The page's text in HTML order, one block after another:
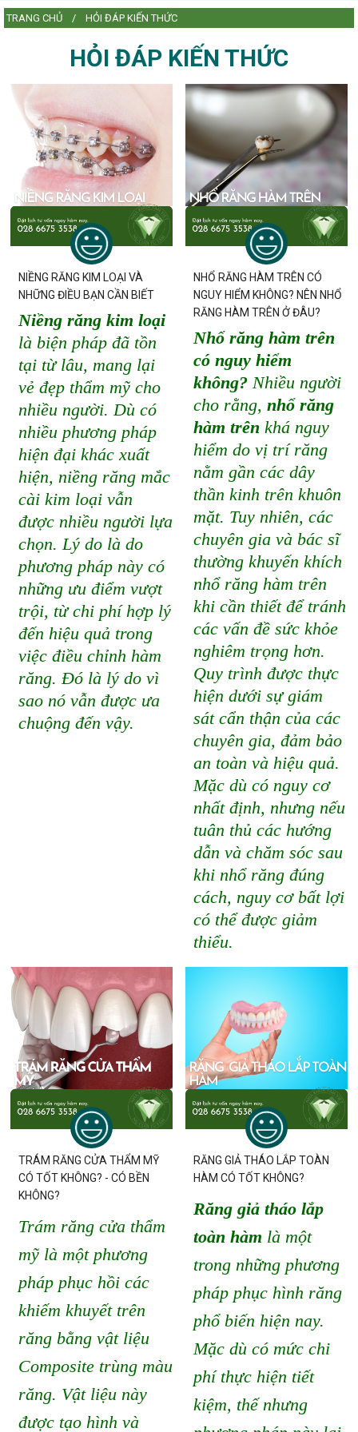
TRANG CHỦ HỎI ĐÁP KIẾN THỨC
HỎI ĐÁP KIẾN THỨC
NIỀNG RĂNG KIM LOẠI VÀ
NHỮNG ĐIỀU BẠN CẦN BIẾT
Niềng răng kim loại
là biện pháp đã tồn
tại từ lâu, mang lại
vẻ đẹp thẩm mỹ cho
nhiều người. Dù có
nhiều phương pháp
hiện đại khác xuất
hiện, niềng răng mắc
cài kim loại vẫn
được nhiều người lựa
chọn. Lý do là do
phương pháp này có
những ưu điểm vượt
trội, từ chi phí hợp lý
đến hiệu quả trong
việc điều chỉnh hàm
răng. Đó là lý do vì
sao nó vẫn được ưa
chuộng đến vậy.
NHỔ RĂNG HÀM TRÊN CÓ
NGUY HIỂM KHÔNG? NÊN NHỔ
RĂNG HÀM TRÊN Ở ĐÂU?
Nhổ răng hàm trên
có nguy hiểm
không? Nhiều người
cho rằng, nhổ răng
hàm trên khá nguy
hiểm do vị trí răng
nằm gần các dây
thần kinh trên khuôn
mặt. Tuy nhiên, các
chuyên gia và bác sĩ
thường khuyến khích
nhổ răng hàm trên
khi cần thiết để tránh
các vấn đề sức khỏe
nghiêm trọng hơn.
Quy trình được thực
hiện dưới sự giám
sát cẩn thận của các
chuyên gia, đảm bảo
an toàn và hiệu quả.
Mặc dù có nguy cơ
nhất định, nhưng nếu
tuân thủ các hướng
dẫn và chăm sóc sau
khi nhổ răng đúng
cách, nguy cơ bất lợi
có thể được giảm
thiểu.
TRÁM RĂNG CỬA THẨM MỸ
CÓ TỐT KHÔNG? - CÓ BỀN
KHÔNG?
Trám răng cửa thẩm
mỹ là một phương
pháp phục hồi các
khiếm khuyết trên
răng bằng vật liệu
Composite trùng màu
răng. Vật liệu này
được tạo hình và
RĂNG GIẢ THÁO LẮP TOÀN
HÀM CÓ TỐT KHÔNG?
Răng giả tháo lắp
toàn hàm là một
trong những phương
pháp phục hình răng
phổ biến hiện nay.
Mặc dù có mức chi
phí thực hiện tiết
kiệm, thế nhưng